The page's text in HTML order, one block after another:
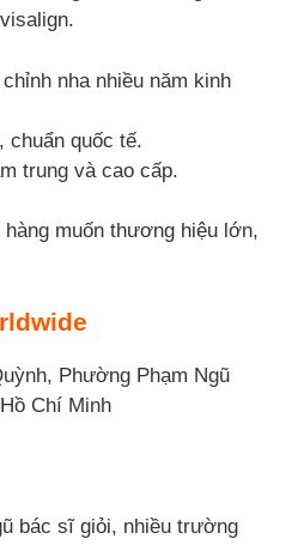
nha nhiều năm kinh
chuẩn quốc tế.
trung và cao cấp.
muốn thương hiệu lớn,
Phường Phạm Ngũ
Chí Minh
bác sĩ giỏi, nhiều trường